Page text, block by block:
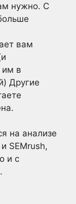
нужно. С
вам
им в
Другие
на анализе
SEMrush,
и с